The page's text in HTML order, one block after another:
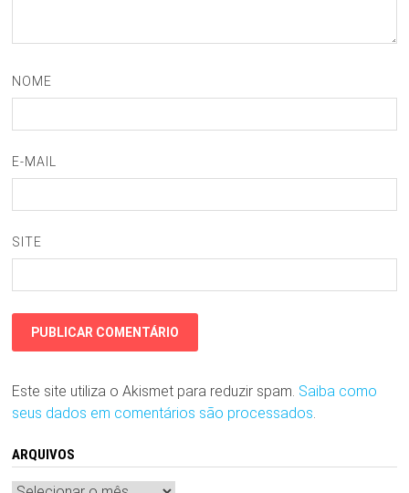
NOME
E-MAIL
SITE
Este site utiliza o Akismet para reduzir spam. Saiba como
seus dados em comentários são processados.
ARQUIVOS